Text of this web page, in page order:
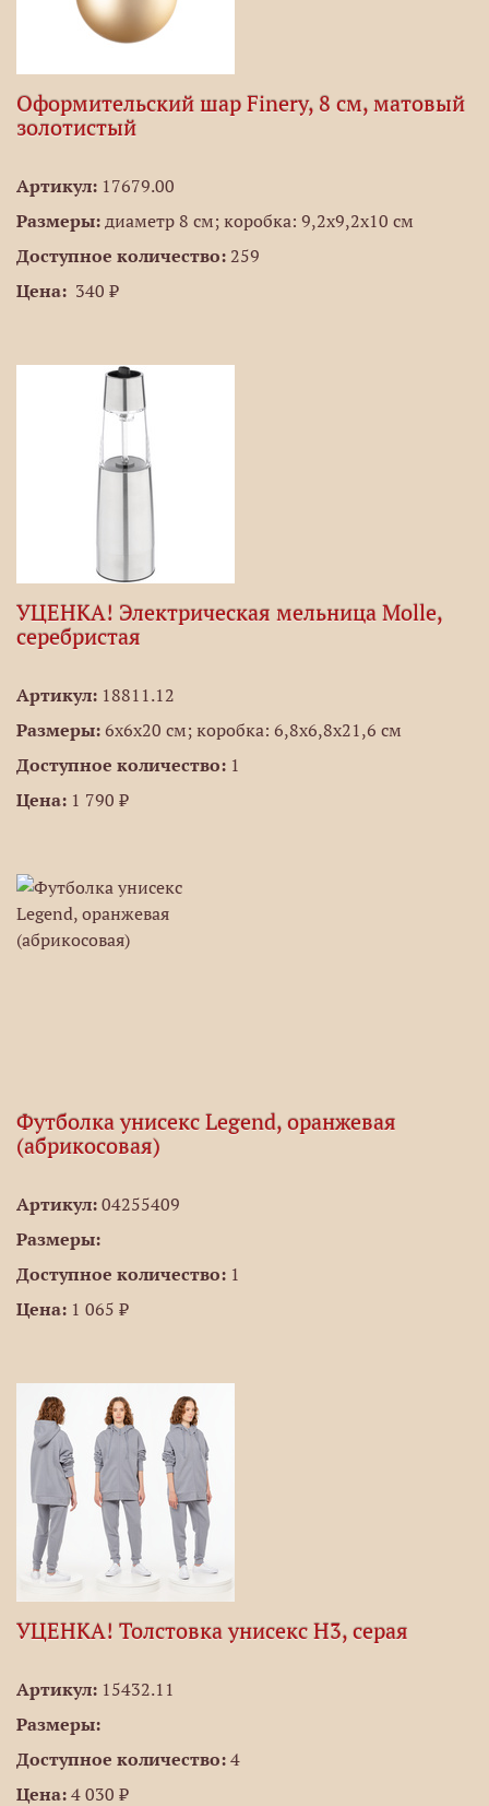
Оформительский шар Finery, 8 см, матовый
золотистый
Артикул: 17679.00
Размеры: диаметр 8 см; коробка: 9,2х9,2х10 см
Доступное количество: 259
Цена: 340 ₽
УЦЕНКА! Электрическая мельница Molle,
серебристая
Артикул: 18811.12
Размеры: 6х6х20 см; коробка: 6,8х6,8х21,6 см
Доступное количество: 1
Цена: 1 790 ₽
Футболка унисекс Legend, оранжевая
(абрикосовая)
Артикул: 04255409
Размеры:
Доступное количество: 1
Цена: 1 065 ₽
УЦЕНКА! Толстовка унисекс H3, серая
Артикул: 15432.11
Размеры:
Доступное количество: 4
Цена: 4 030 ₽